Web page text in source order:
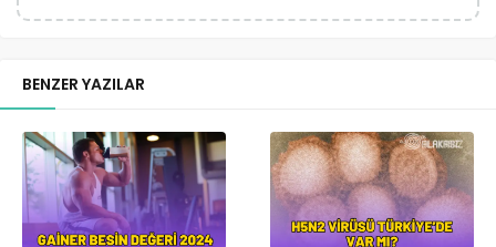
BENZER YAZILAR